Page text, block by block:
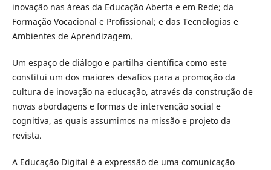
inovação nas áreas da Educação Aberta e em Rede; da
Formação Vocacional e Profissional; e das Tecnologias e
Ambientes de Aprendizagem.
Um espaço de diálogo e partilha científica como este
constitui um dos maiores desafios para a promoção da
cultura de inovação na educação, através da construção de
novas abordagens e formas de intervenção social e
cognitiva, as quais assumimos na missão e projeto da
revista.
A Educação Digital é a expressão de uma comunicação